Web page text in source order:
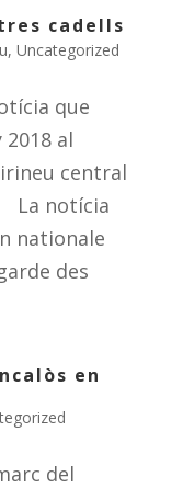
cadells
, Uncategorized
que
2018 al
central
La notícia
nationale
des
en
del